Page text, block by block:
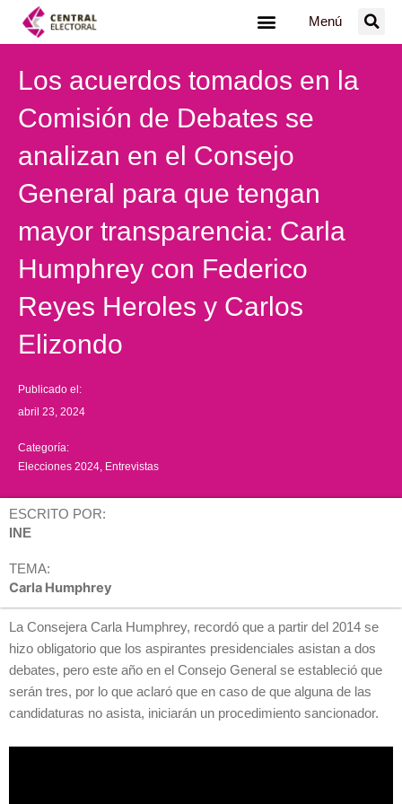
Menú
Los acuerdos tomados en la
Comisión de Debates se
analizan en el Consejo
General para que tengan
mayor transparencia: Carla
Humphrey con Federico
Reyes Heroles y Carlos
Elizondo
Publicado el:
abril 23, 2024
Categoría:
Elecciones 2024 Entrevistas
ESCRITO POR:
INE
TEMA:
Carla Humphrey
La Consejera Carla Humphrey, recordó que a partir del 2014 se
hizo obligatorio que los aspirantes presidenciales asistan a dos
debates, pero este año en el Consejo General se estableció que
serán tres, por lo que aclaró que en caso de que alguna de las
candidaturas no asista, iniciarán un procedimiento sancionador.